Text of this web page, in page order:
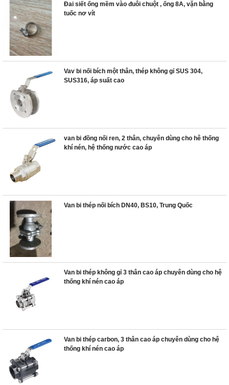
Đai siết ống mềm vào đuôi chuột , ống 8A, vặn bằng
tuốc nơ vít
Vav bi nối bích một thân, thép không gỉ SUS 304,
SUS316, áp suất cao
van bi đồng nối ren, 2 thân, chuyên dùng cho hê thống
khí nén, hệ thống nước cao áp
Van bi thép nối bích DN40, BS10, Trung Quốc
Van bi thép không gỉ 3 thân cao áp chuyên dùng cho hệ
thống khí nén cao áp
Van bi thép carbon, 3 thân cao áp chuyên dùng cho hệ
thống khí nén cao áp